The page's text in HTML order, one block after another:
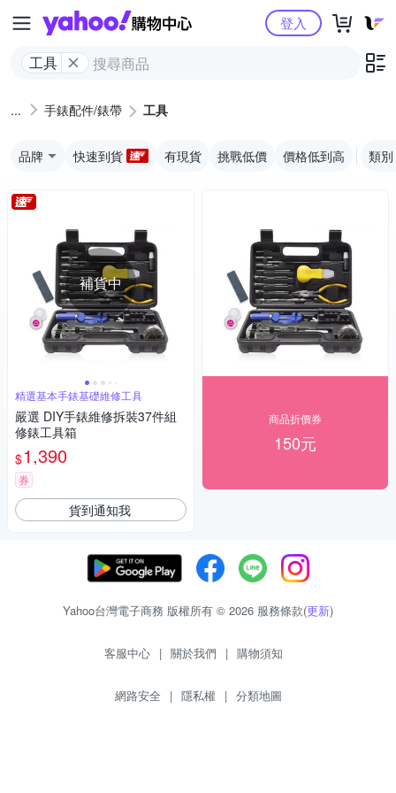
Yahoo購物中心
工具
登入
手錶配件/錶帶 工具
品牌 快速到貨 有現貨 挑戰低價 價格低到高 類別
補貨中
精選基本手錶基礎維修工具
嚴選 DIY手錶維修拆裝37件組
修錶工具箱
$1,390
券
貨到通知我
商品折價券
150元
Yahoo台灣電子商務 版權所有 © 2026 服務條款(更新)
客服中心 | 關於我們 | 購物須知
網路安全 | 隱私權 | 分類地圖